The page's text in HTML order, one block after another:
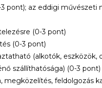
pont); az eddigi művészeti
(0-3 pont)
(0-3 pont)
(alkotók, eszközök,
szállíthatósága) (0-3 pont)
feldolgozás